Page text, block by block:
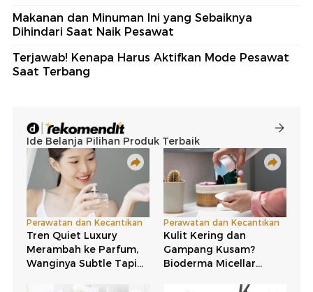
Makanan dan Minuman Ini yang Sebaiknya
Dihindari Saat Naik Pesawat
Terjawab! Kenapa Harus Aktifkan Mode Pesawat
Saat Terbang